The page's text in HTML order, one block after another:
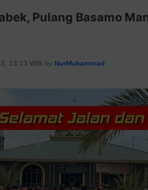
Pulang Basamo
13:13 WIB by NurMuhammad